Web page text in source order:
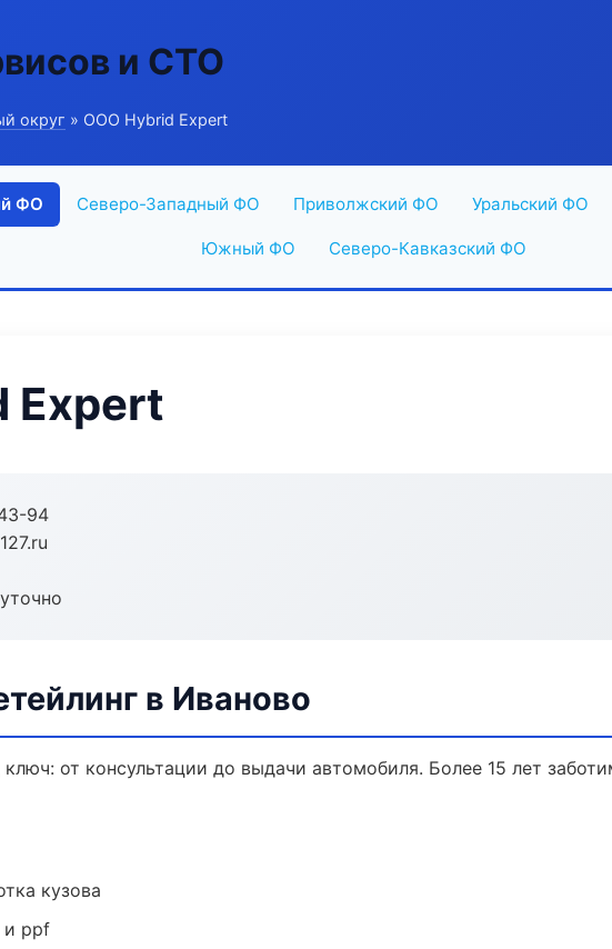
и СТО
округ » ООО Hybrid Expert
ФО Северо-Западный ФО Приволжский ФО Уральский ФО
Южный ФО Северо-Кавказский ФО
Expert
94
в Иваново
от консультации до выдачи автомобиля. Более 15 лет
кузова
и ppf